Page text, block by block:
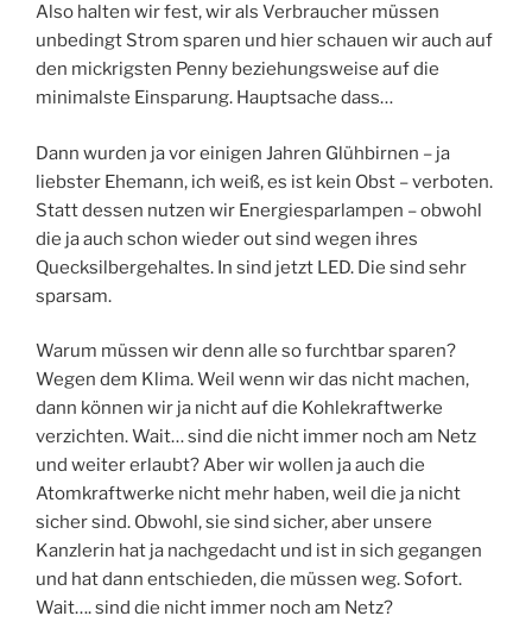
Also halten wir fest, wir als Verbraucher müssen
unbedingt Strom sparen und hier schauen wir auch auf
den mickrigsten Penny beziehungsweise auf die
minimalste Einsparung. Hauptsache dass…
Dann wurden ja vor einigen Jahren Glühbirnen – ja
liebster Ehemann, ich weiß, es ist kein Obst – verboten.
Statt dessen nutzen wir Energiesparlampen – obwohl
die ja auch schon wieder out sind wegen ihres
Quecksilbergehaltes. In sind jetzt LED. Die sind sehr
sparsam.
Warum müssen wir denn alle so furchtbar sparen?
Wegen dem Klima. Weil wenn wir das nicht machen,
dann können wir ja nicht auf die Kohlekraftwerke
verzichten. Wait… sind die nicht immer noch am Netz
und weiter erlaubt? Aber wir wollen ja auch die
Atomkraftwerke nicht mehr haben, weil die ja nicht
sicher sind. Obwohl, sie sind sicher, aber unsere
Kanzlerin hat ja nachgedacht und ist in sich gegangen
und hat dann entschieden, die müssen weg. Sofort.
Wait…. sind die nicht immer noch am Netz?